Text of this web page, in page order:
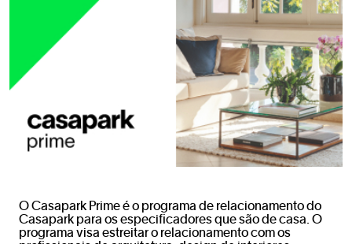
O Casapark Prime é o programa de relacionamento do
Casapark para os especificadores que são de casa. O
programa visa estreitar o relacionamento com os